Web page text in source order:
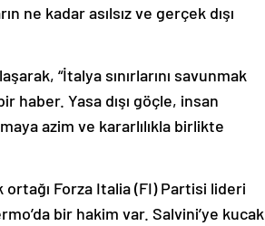
kadar asılsız ve gerçek dışı
“İtalya sınırlarını savunmak
haber. Yasa dışı göçle, insan
azim ve kararlılıkla birlikte
ortağı Forza Italia (FI) Partisi lideri
bir hakim var. Salvini’ye kucak